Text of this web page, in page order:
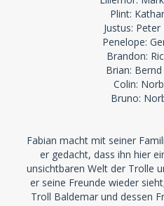
Plint:
Justus:
Penelope:
Brandon:
Brian:
Colin:
Bruno:
Fabian macht mit seiner
er gedacht, dass ihn hier
unsichtbaren Welt der Trolle
er seine Freunde wieder
Troll Baldemar und dessen